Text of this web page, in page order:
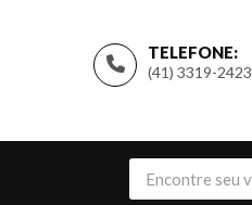
TELEFONE:
(41) 3319-2423